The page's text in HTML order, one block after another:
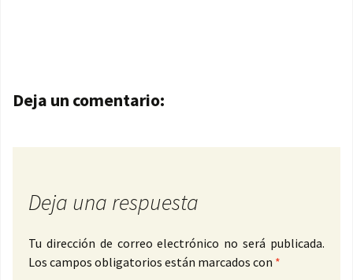
Navegación de entradas
Deja un comentario:
Deja una respuesta
Tu dirección de correo electrónico no será publicada.
Los campos obligatorios están marcados con *